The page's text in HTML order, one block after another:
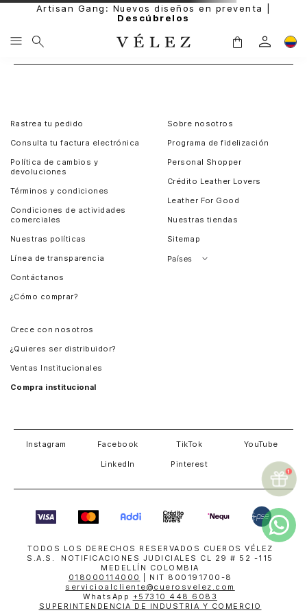
Artisan Gang: Nuevos diseños en preventa |
Descúbrelos
Rastrea tu pedido
Consulta tu factura electrónica
Política de cambios y
devoluciones
Términos y condiciones
Condiciones de actividades
comerciales
Nuestras políticas
Línea de transparencia
Contáctanos
¿Cómo comprar?
Sobre nosotros
Programa de fidelización
Personal Shopper
Crédito Leather Lovers
Leather For Good
Nuestras tiendas
Sitemap
Países
Crece con nosotros
¿Quieres ser distribuidor?
Ventas Institucionales
Compra institucional
Instagram Facebook TikTok YouTube
LinkedIn Pinterest
TODOS LOS DERECHOS RESERVADOS CUEROS VÉLEZ
S.A.S. NOTIFICACIONES JUDICIALES CL 29 # 52 -115
MEDELLÍN COLOMBIA
018000114000
| NIT 800191700-8
servicioalcliente@cuerosvelez.com
WhatsApp +57310 448 6083
SUPERINTENDENCIA DE INDUSTRIA Y COMERCIO